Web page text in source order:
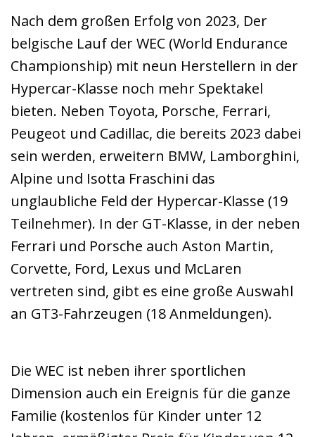
Nach dem großen Erfolg von 2023, Der
belgische Lauf der WEC (World Endurance
Championship) mit neun Herstellern in der
Hypercar-Klasse noch mehr Spektakel
bieten. Neben Toyota, Porsche, Ferrari,
Peugeot und Cadillac, die bereits 2023 dabei
sein werden, erweitern BMW, Lamborghini,
Alpine und Isotta Fraschini das
unglaubliche Feld der Hypercar-Klasse (19
Teilnehmer). In der GT-Klasse, in der neben
Ferrari und Porsche auch Aston Martin,
Corvette, Ford, Lexus und McLaren
vertreten sind, gibt es eine große Auswahl
an GT3-Fahrzeugen (18 Anmeldungen).
Die WEC ist neben ihrer sportlichen
Dimension auch ein Ereignis für die ganze
Familie (kostenlos für Kinder unter 12